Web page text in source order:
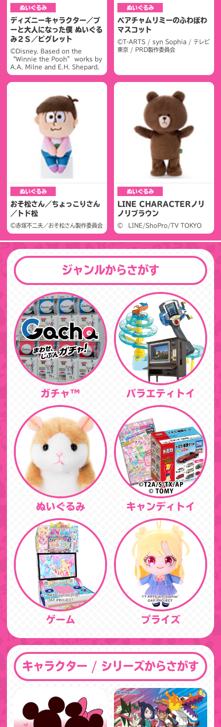
ぬいぐるみ
ディズニーキャラクター／プ
ーと大人になった僕 ぬいぐる
み２Ｓ／ピグレット
©Disney. Based on the
“Winnie the Pooh” works by
A.A. Milne and E.H. Shepard.
ぬいぐるみ
ペアチャムリミーのふわぽわ
マスコット
©T-ARTS / syn Sophia / テレビ
東京 / PRD製作委員会
ぬいぐるみ
おそ松さん／ちょっこりさん
／トド松
©赤塚不二夫／おそ松さん製作委員会
ぬいぐるみ
LINE CHARACTERノリ
ノリブラウン
© LINE/ShoPro/TV TOKYO
ジャンルからさがす
ガチャ™ バラエティトイ
ぬいぐるみ キャンディトイ
ゲーム プライズ
キャラクター / シリーズからさがす